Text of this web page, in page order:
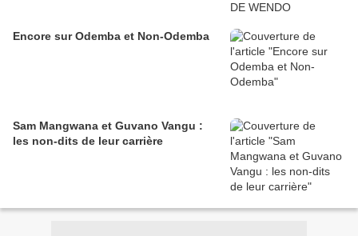
Encore sur Odemba et Non-Odemba
Sam Mangwana et Guvano Vangu :
les non-dits de leur carrière